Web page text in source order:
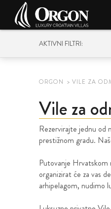
AKTIVNI FILTRI:
ORGON VILE ZA
Vile za
Rezervirajte jednu od
prestižnom gradu.
Putovanje Hrvatskom
organizirat će za vas
arhipelagom, nudimo